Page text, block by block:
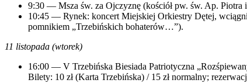
9:30 — Msza św. za Ojczyznę (kościół pw. św. Ap. Piotra i
10:45 — Rynek: koncert Miejskiej Orkiestry Dętej,
pomnikiem „Trzebińskich bohaterów…”).
11 listopada (wtorek)
16:00 — V Trzebińska Biesiada Patriotyczna
Bilety: 10 zł (Karta Trzebińska) / 15 zł normalny;